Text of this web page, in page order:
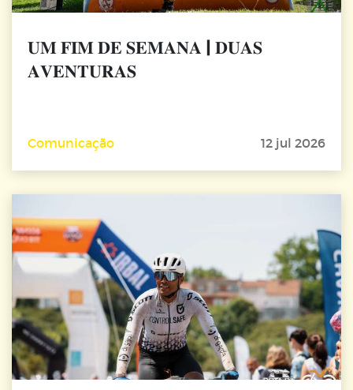
𝐔𝐌 𝐅𝐈𝐌 𝐃𝐄 𝐒𝐄𝐌𝐀𝐍𝐀 | 𝐃𝐔𝐀𝐒
𝐀𝐕𝐄𝐍𝐓𝐔𝐑𝐀𝐒
Comunicação 12 jul 2026